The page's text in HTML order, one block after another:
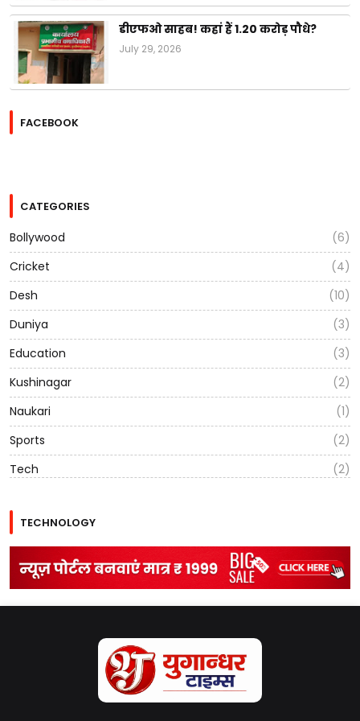
डीएफओ साहब! कहां हैं 1.20 करोड़ पौधे?
July 29, 2026
FACEBOOK
CATEGORIES
Bollywood
(6)
Cricket
(4)
Desh
(10)
Duniya
(3)
Education
(3)
Kushinagar
(2)
Naukari
(1)
Sports
(2)
Tech
(2)
TECHNOLOGY